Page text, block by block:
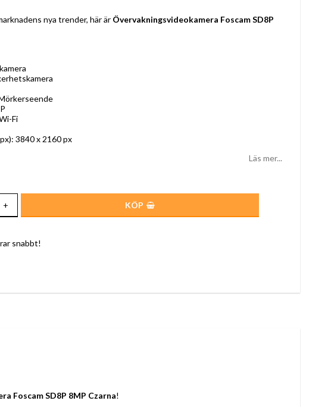
nya trender, här är Övervakningsvideokamera Foscam SD8P
Fi
3840 x 2160 px
Läs mer...
+ KÖP
snabbt!
Foscam SD8P 8MP Czarna!